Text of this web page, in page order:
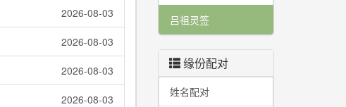
2026-08-03
2026-08-03
2026-08-03
2026-08-03
吕祖灵签
缘份配对
姓名配对